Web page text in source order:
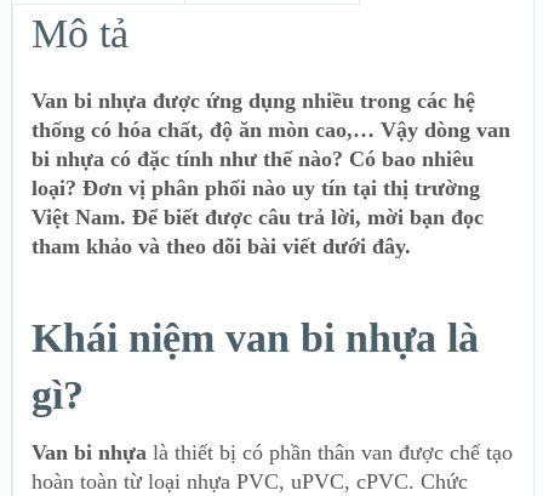
Mô tả
Van bi nhựa được ứng dụng nhiều trong các hệ
thống có hóa chất, độ ăn mòn cao,… Vậy dòng van
bi nhựa có đặc tính như thế nào? Có bao nhiêu
loại? Đơn vị phân phối nào uy tín tại thị trường
Việt Nam. Để biết được câu trả lời, mời bạn đọc
tham khảo và theo dõi bài viết dưới đây.
Khái niệm van bi nhựa là
gì?
Van bi nhựa là thiết bị có phần thân van được chế tạo
hoàn toàn từ loại nhựa PVC, uPVC, cPVC. Chức